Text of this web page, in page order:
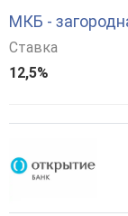
МКБ -
Ставка
12,5%